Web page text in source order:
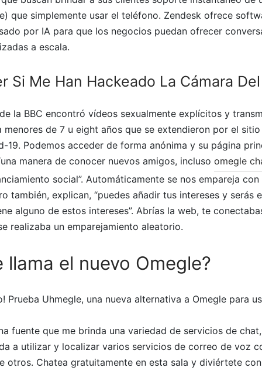
que simplemente usar el teléfono. Zendesk ofrece
por IA para que los negocios puedan ofrecer
a escala.
Si Me Han Hackeado La Cámara
la BBC encontró vídeos sexualmente explícitos y
menores de 7 u eight años que se extendieron por el
19. Podemos acceder de forma anónima y su página
manera de conocer nuevos amigos, incluso omegle
social”. Automáticamente se nos empareja
también, explican, “puedes añadir tus intereses y serás
alguno de estos intereses”. Abrías la web, te
realizaba un emparejamiento aleatorio.
llama el nuevo Omegle?
Prueba Uhmegle, una nueva alternativa a Omegle para
fuente que me brinda una variedad de servicios de
a utilizar y localizar varios servicios de correo de voz
otros. Chatea gratuitamente en esta sala y diviértete